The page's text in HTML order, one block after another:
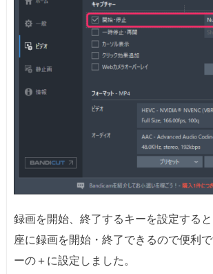
録画を開始、終了するキーを設定する
座に録画を開始・終了できるので便利
ーの＋に設定しました。